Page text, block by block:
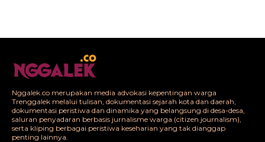
Nggalek.co merupakan media advokasi kepentingan warga
Trenggalek melalui tulisan, dokumentasi sejarah kota dan daerah,
dokumentasi peristiwa dan dinamika yang belangsung di desa-desa,
saluran penyadaran berbasis jurnalisme warga (citizen journalism),
serta kliping berbagai peristiwa keseharian yang tak dianggap
penting lainnya.